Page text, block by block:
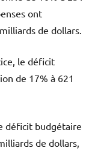
ont
de dollars.
le déficit
de 17% à 621
déficit budgétaire
de dollars,